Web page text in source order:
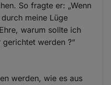
So fragte er: „Wenn
meine Lüge
warum sollte ich
werden ?“
werden, wie es aus